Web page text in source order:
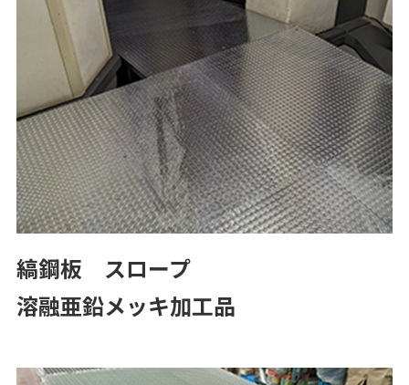
縞鋼板 スロープ
溶融亜鉛メッキ加工品